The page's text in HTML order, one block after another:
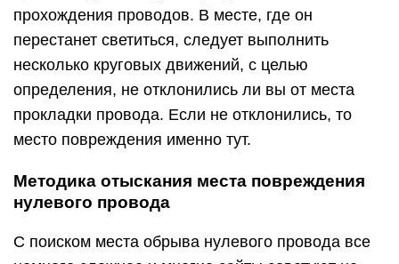
прохождения проводов. В месте, где он
перестанет светиться, следует выполнить
несколько круговых движений, с целью
определения, не отклонились ли вы от места
прокладки провода. Если не отклонились, то
место повреждения именно тут.
Методика отыскания места повреждения
нулевого провода
С поиском места обрыва нулевого провода все